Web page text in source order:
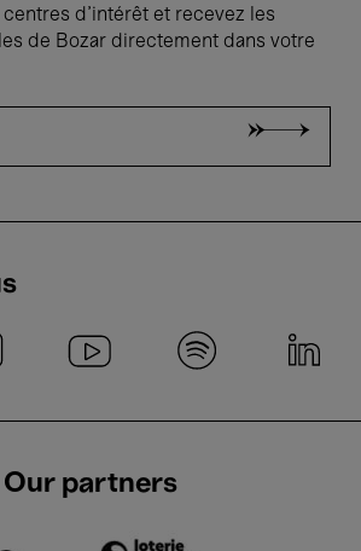
centres d'intérêt et recevez les
de Bozar directement dans votre
Our partners